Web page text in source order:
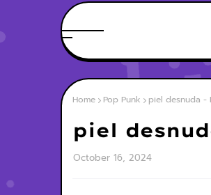
Home Pop Punk piel desnuda -
piel
October 16, 2024